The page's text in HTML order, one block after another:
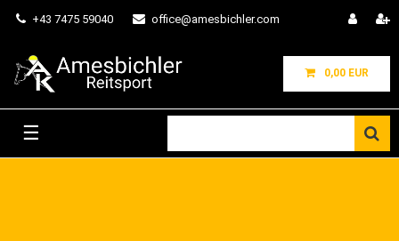
+43 7475 59040 office@amesbichler.com
0,00 EUR
☰